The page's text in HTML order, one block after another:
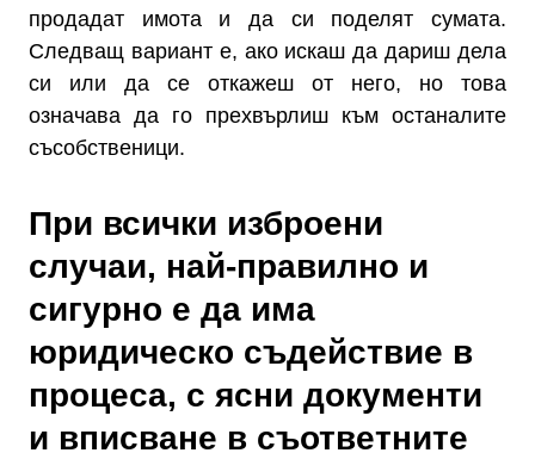
продадат имота и да си поделят сумата.
Следващ вариант е, ако искаш да дариш дела
си или да се откажеш от него, но това
означава да го прехвърлиш към останалите
съсобственици.
При всички изброени
случаи, най-правилно и
сигурно е да има
юридическо съдействие в
процеса, с ясни документи
и вписване в съответните